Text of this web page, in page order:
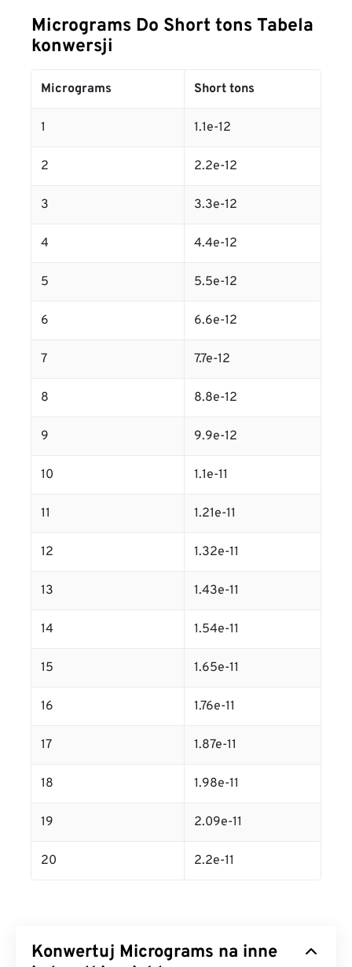
Micrograms Do Short tons Tabela
konwersji
Micrograms Short tons
1 1.1e-12
2 2.2e-12
3 3.3e-12
4 4.4e-12
5 5.5e-12
6 6.6e-12
7 7.7e-12
8 8.8e-12
9 9.9e-12
10 1.1e-11
11 1.21e-11
12 1.32e-11
13 1.43e-11
14 1.54e-11
15 1.65e-11
16 1.76e-11
17 1.87e-11
18 1.98e-11
19 2.09e-11
20 2.2e-11
Konwertuj Micrograms na inne